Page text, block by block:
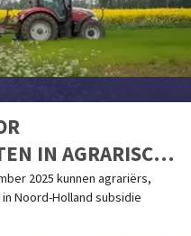
IN AGRARISCH
2025 kunnen agrariërs,
Noord-Holland subsidie